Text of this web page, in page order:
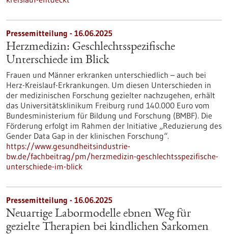
Pressemitteilung - 16.06.2025
Herzmedizin: Geschlechtsspezifische
Unterschiede im Blick
Frauen und Männer erkranken unterschiedlich – auch bei
Herz-Kreislauf-Erkrankungen. Um diesen Unterschieden in
der medizinischen Forschung gezielter nachzugehen, erhält
das Universitätsklinikum Freiburg rund 140.000 Euro vom
Bundesministerium für Bildung und Forschung (BMBF). Die
Förderung erfolgt im Rahmen der Initiative „Reduzierung des
Gender Data Gap in der klinischen Forschung“.
https://www.gesundheitsindustrie-
bw.de/fachbeitrag/pm/herzmedizin-geschlechtsspezifische-
unterschiede-im-blick
Pressemitteilung - 16.06.2025
Neuartige Labormodelle ebnen Weg für
gezielte Therapien bei kindlichen Sarkomen